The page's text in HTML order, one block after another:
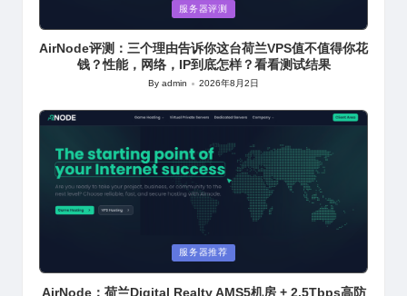
in
服务器评测
AirNode评测：三个理由告诉你这台荷兰VPS值不值得你花
钱？性能，网络，IP到底怎样？看看测试结果
Posted
Byadmin 2026年8月2日
in
服务器推荐
AirNode：荷兰Digital Realty AMS5机房 + 2.5Tbps高防